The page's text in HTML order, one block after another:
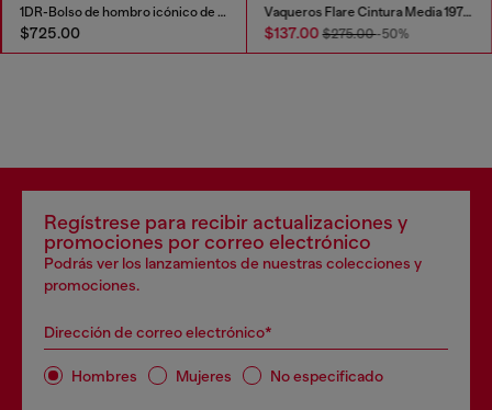
1DR-Bolso de hombro icónico de lona y cuero
$725.00
Vaqueros Flare Cintura Media 1978 D-Akemi
$137.00$275.00-50%
Regístrese para recibir actualizaciones y
promociones por correo electrónico
Podrás ver los lanzamientos de nuestras colecciones y
promociones.
Dirección de correo electrónico*
Hombres Mujeres No especificado